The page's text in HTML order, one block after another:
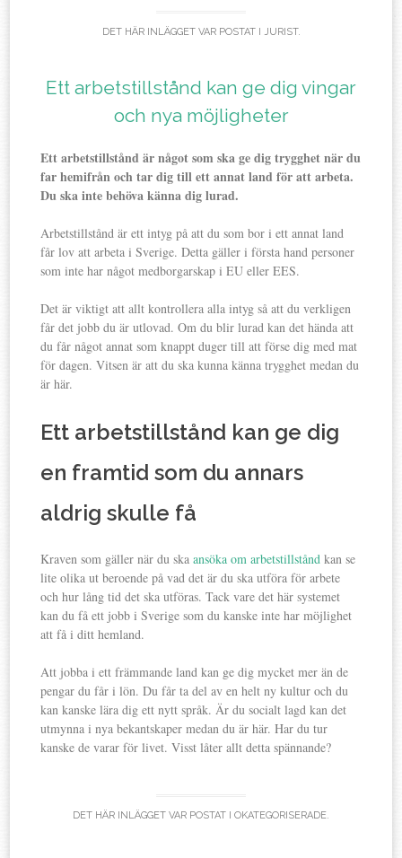
DET HÄR INLÄGGET VAR POSTAT I JURIST.
Ett arbetstillstånd kan ge dig vingar
och nya möjligheter
Ett arbetstillstånd är något som ska ge dig trygghet när du
far hemifrån och tar dig till ett annat land för att arbeta.
Du ska inte behöva känna dig lurad.
Arbetstillstånd är ett intyg på att du som bor i ett annat land
får lov att arbeta i Sverige. Detta gäller i första hand personer
som inte har något medborgarskap i EU eller EES.
Det är viktigt att allt kontrollera alla intyg så att du verkligen
får det jobb du är utlovad. Om du blir lurad kan det hända att
du får något annat som knappt duger till att förse dig med mat
för dagen. Vitsen är att du ska kunna känna trygghet medan du
är här.
Ett arbetstillstånd kan ge dig
en framtid som du annars
aldrig skulle få
Kraven som gäller när du skaansöka om arbetstillstånd kan se
lite olika ut beroende på vad det är du ska utföra för arbete
och hur lång tid det ska utföras. Tack vare det här systemet
kan du få ett jobb i Sverige som du kanske inte har möjlighet
att få i ditt hemland.
Att jobba i ett främmande land kan ge dig mycket mer än de
pengar du får i lön. Du får ta del av en helt ny kultur och du
kan kanske lära dig ett nytt språk. Är du socialt lagd kan det
utmynna i nya bekantskaper medan du är här. Har du tur
kanske de varar för livet. Visst låter allt detta spännande?
DET HÄR INLÄGGET VAR POSTAT I OKATEGORISERADE.